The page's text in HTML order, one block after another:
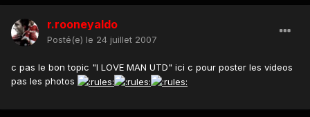
r.rooneyaldo
Posté(e) le 24 juillet 2007
c pas le bon topic "I LOVE MAN UTD" ici c pour poster les videos
pas les photos